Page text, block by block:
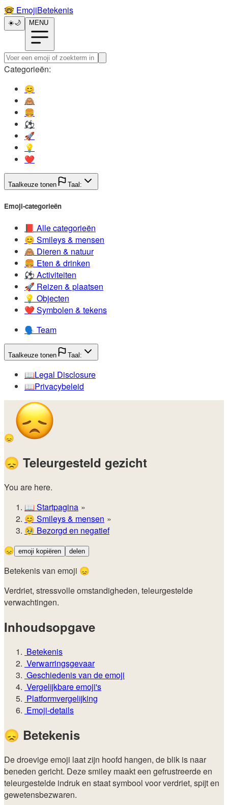
🤓️ EmojiBetekenis
☀️🌙 MENU
Categorieën:
😊️
🙈️
🍔️
⚽️
🚀️
💡️
❤️
Taalkeuze tonen Taal:
Emoji-categorieën
📕️ Alle categorieën
😊️ Smileys & mensen
🙈️ Dieren & natuur
🍔️ Eten & drinken
⚽️ Activiteiten
🚀️ Reizen & plaatsen
💡️ Objecten
❤️ Symbolen & tekens
🗣️ Team
Taalkeuze tonen Taal:
📖️Legal Disclosure
📖️Privacybeleid
😞
😞 Teleurgesteld gezicht
You are here.
📖 Startpagina
😊️ Smileys & mensen
🥹 Bezorgd en negatief
😞 emoji kopiëren delen
Betekenis van emoji 😞
Verdriet, stressvolle omstandigheden, teleurgestelde
verwachtingen.
Inhoudsopgave
Betekenis
Verwarringsgevaar
Geschiedenis van de emoji
Vergelijkbare emoji's
Platformvergelijking
Emoji-details
😞 Betekenis
De droevige emoji laat zijn hoofd hangen, de blik is naar
beneden gericht. Deze smiley maakt een gefrustreerde en
teleurgestelde indruk en staat symbool voor verdriet, spijt en
gewetensbezwaren.